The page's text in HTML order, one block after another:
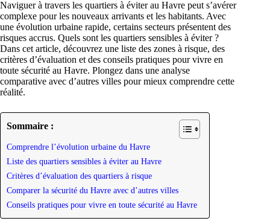
Naviguer à travers les quartiers à éviter au Havre peut s’avérer
complexe pour les nouveaux arrivants et les habitants. Avec
une évolution urbaine rapide, certains secteurs présentent des
risques accrus. Quels sont les quartiers sensibles à éviter ?
Dans cet article, découvrez une liste des zones à risque, des
critères d’évaluation et des conseils pratiques pour vivre en
toute sécurité au Havre. Plongez dans une analyse
comparative avec d’autres villes pour mieux comprendre cette
réalité.
Sommaire :
Comprendre l’évolution urbaine du Havre
Liste des quartiers sensibles à éviter au Havre
Critères d’évaluation des quartiers à risque
Comparer la sécurité du Havre avec d’autres villes
Conseils pratiques pour vivre en toute sécurité au Havre